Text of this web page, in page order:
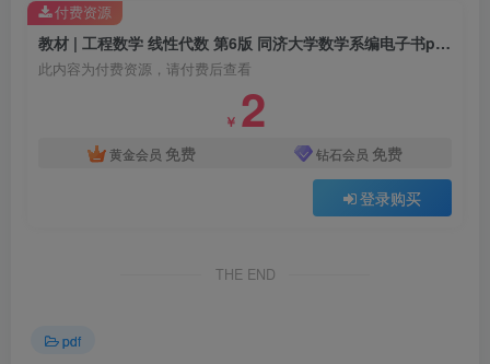
教材 | 工程数学 线性代数 第6版 同济大学数学系编电子书pdf下载
此内容为付费资源，请付费后查看
￥ 2
黄金会员 免费 钻石会员 免费
登录购买
付费资源
THE END
pdf